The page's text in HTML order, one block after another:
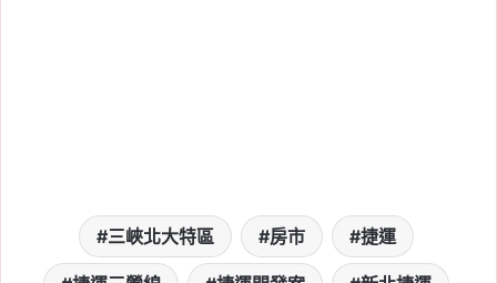
三峽北大特區 房市 捷運